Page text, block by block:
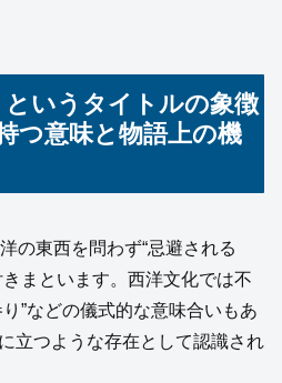
というタイトルの象徴
つ意味と物語上の機
の東西を問わず“忌避される
まといます。西洋文化では不
”などの儀式的な意味合いもあ
立つような存在として認識され